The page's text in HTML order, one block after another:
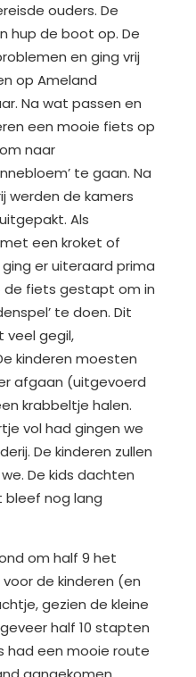
ouders. De
hup de boot op. De
en ging vrij
op Ameland
Na wat passen en
een mooie fiets op
naar
te gaan. Na
werden de kamers
Als
een kroket of
er uiteraard prima
de fiets gestapt om in
te doen. Dit
veel gegil,
kinderen moesten
afgaan (uitgevoerd
krabbeltje halen.
vol had gingen we
De kinderen zullen
De kids dachten
bleef nog lang
om half 9 het
de kinderen (en
gezien de kleine
half 10 stapten
had een mooie route